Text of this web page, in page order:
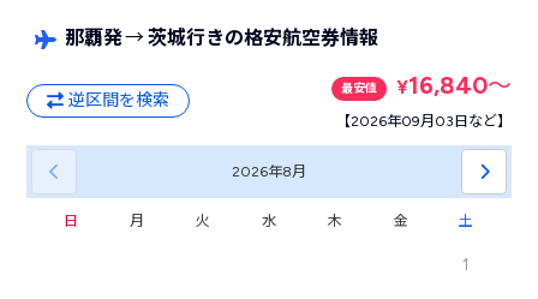
那覇発→茨城行きの格安航空券情報
逆区間を検索
最安値 ¥16,840〜
【2026年09月03日など】
2026年8月
日 月 火 水 木 金 土
1